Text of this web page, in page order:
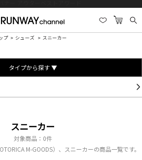
プ シューズ スニーカー
タイプから探す ▼
スニーカー
対象商品： 0件
M-GOODS）、スニーカーの商品一覧です。